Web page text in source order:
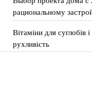
рациональному
Вітаміни для суглобів
рухливість